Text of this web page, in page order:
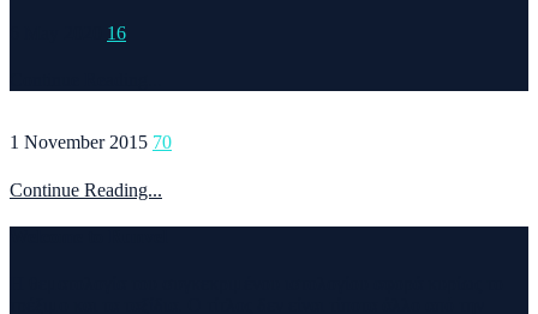
16
1 November 2015 70
Continue Reading...